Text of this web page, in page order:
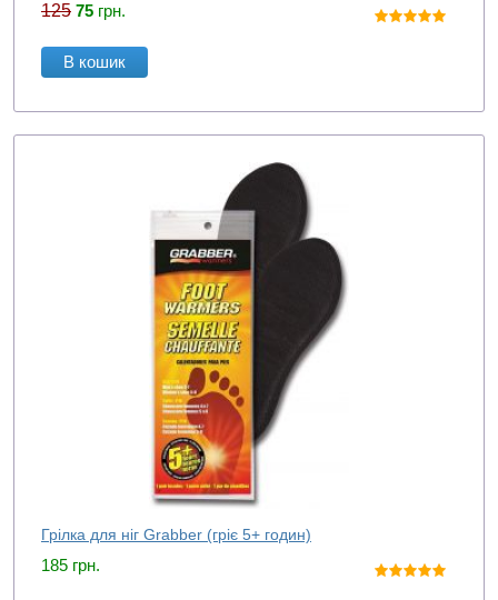
125 75 грн.
В кошик
Грілка для ніг Grabber (гріє 5+ годин)
185 грн.